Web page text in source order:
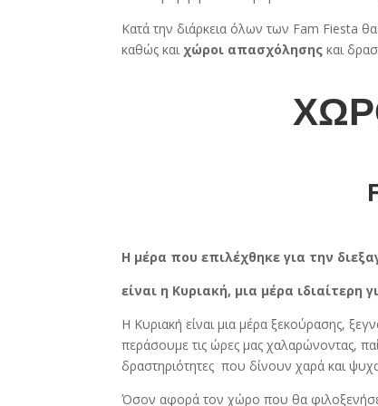
Κατά την διάρκεια όλων των Fam Fiesta
καθώς και χώροι απασχόλησηςκαι
Η μέρα που επιλέχθηκε για την
είναι η Κυριακή, μια μέρα ιδιαίτερη
Η Κυριακή είναι μια μέρα ξεκούρασης,
περάσουμε τις ώρες μας χαλαρώνοντας,
δραστηριότητες που δίνουν χαρά και
Όσον αφορά τον χώρο που θα